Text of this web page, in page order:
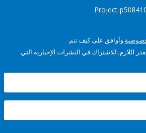
على كيف تتم
للاشتراك في النشرات الإخبارية التي